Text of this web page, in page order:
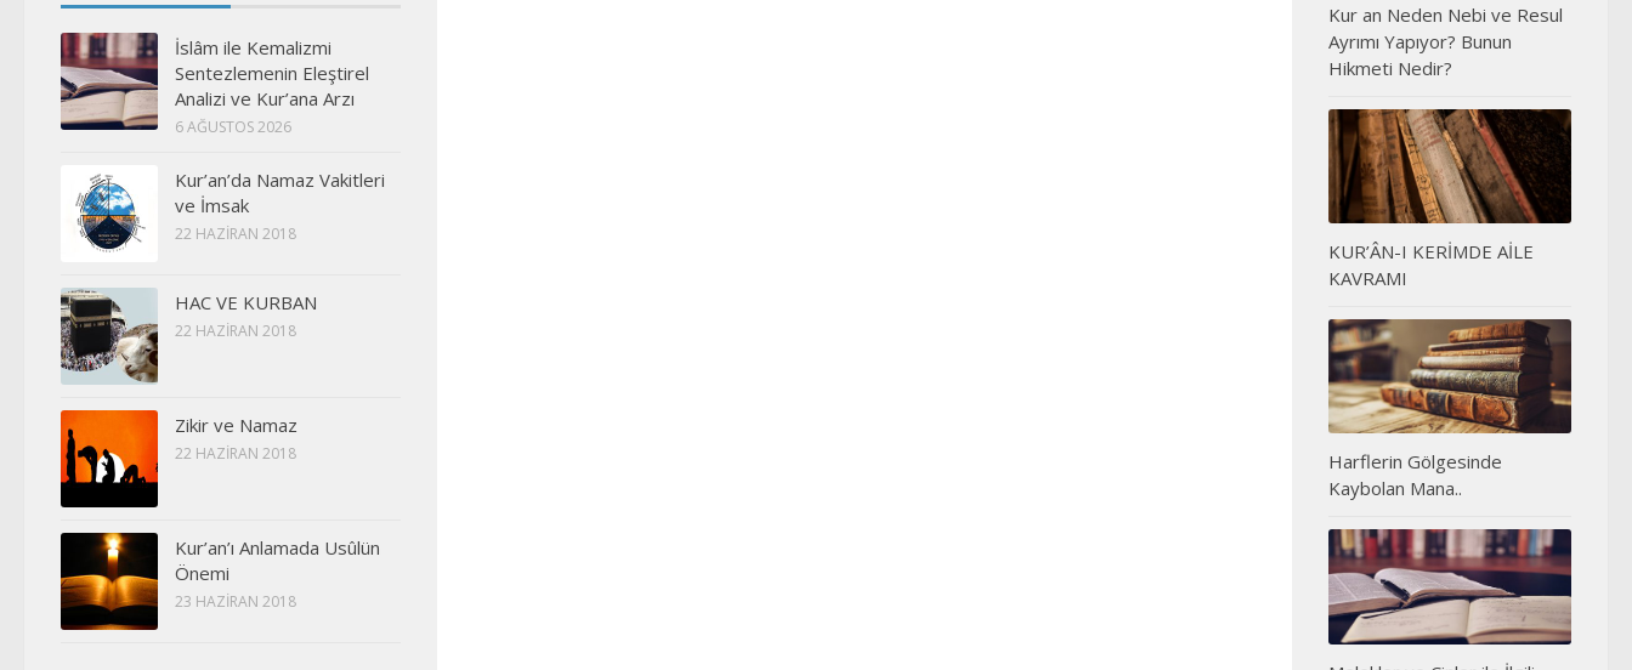
İslâm ile Kemalizmi
Sentezlemenin Eleştirel
Analizi ve Kur’ana Arzı
6 AĞUSTOS 2026
Kur’an’da Namaz Vakitleri
ve İmsak
22 HAZIRAN 2018
HAC VE KURBAN
22 HAZIRAN 2018
Zikir ve Namaz
22 HAZIRAN 2018
Kur’an’ı Anlamada Usûlün
Önemi
23 HAZIRAN 2018
Kur an Neden Nebi ve Resul
Ayrımı Yapıyor? Bunun
Hikmeti Nedir?
KUR’ÂN-I KERİMDE AİLE
KAVRAMI
Harflerin Gölgesinde
Kaybolan Mana..